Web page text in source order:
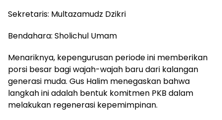
Sekretaris: Multazamudz Dzikri
Bendahara: Sholichul Umam
Menariknya, kepengurusan periode ini memberikan
porsi besar bagi wajah-wajah baru dari kalangan
generasi muda. Gus Halim menegaskan bahwa
langkah ini adalah bentuk komitmen PKB dalam
melakukan regenerasi kepemimpinan.